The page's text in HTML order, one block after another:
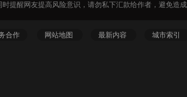
提醒网友提高风险意识，请勿私下汇款给作者，避免造成
合作 网站地图 最新内容 城市索引